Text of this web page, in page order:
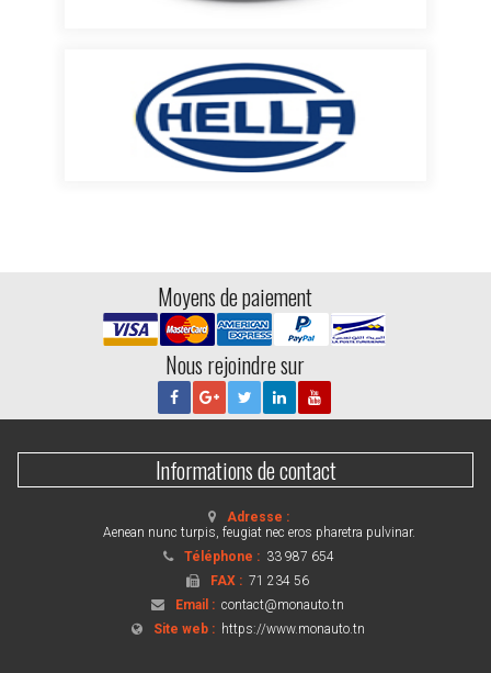
Moyens de paiement
Nous rejoindre sur
Informations de contact
Adresse :
Aenean nunc turpis, feugiat nec eros pharetra pulvinar.
Téléphone : 33 987 654
FAX :71 234 56
Email :contact@monauto.tn
Site web : https://www.monauto.tn